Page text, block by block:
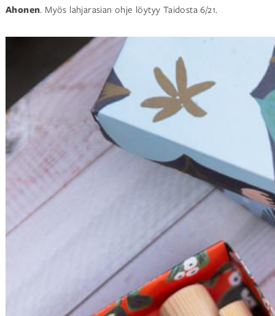
Ahonen. Myös lahjarasian ohje löytyy Taidosta 6/21.